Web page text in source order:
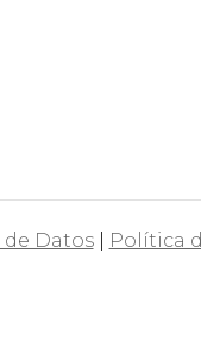
Datos| Política